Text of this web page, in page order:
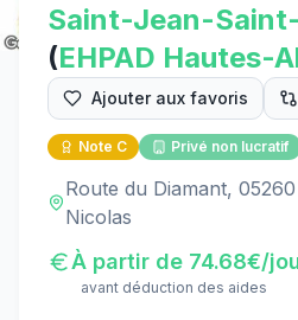
Saint-Jean-
(EHPAD Hautes-
Ajouter aux favoris
Note C Privé non lucratif
Route du Diamant,
Nicolas
À partir de 74.68€/
avant déduction des aides